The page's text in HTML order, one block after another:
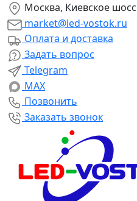
Москва, Киевское
market@led-vostok.ru
Оплата и доставка
Задать вопрос
Telegram
MAX
Позвонить
Заказать звонок